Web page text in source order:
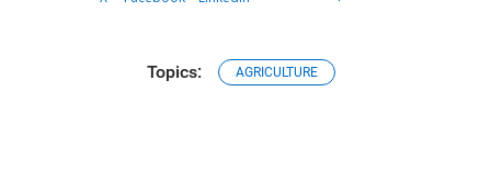
Topics: AGRICULTURE